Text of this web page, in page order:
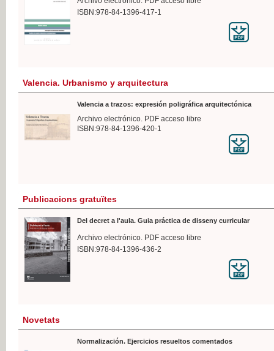
ISBN:978-84-1396-417-1
Valencia. Urbanismo y arquitectura
Valencia a trazos: expresión poligráfica arquitectónica
Archivo electrónico. PDF acceso libre
ISBN:978-84-1396-420-1
Publicacions gratuïtes
Del decret a l'aula. Guia práctica de disseny curricular
Archivo electrónico. PDF acceso libre
ISBN:978-84-1396-436-2
Novetats
Normalización. Ejercicios resueltos comentados